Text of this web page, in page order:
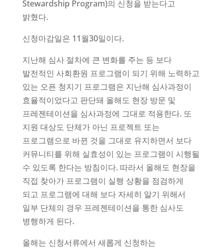
Stewardship Program)의 신청을 받는다고
밝혔다.
신청마감일은 11월30일이다.
지난해 심사 절차에 큰 변화를 주는 등 보다
발전적인 사회환원 프로그램이 되기 위해 노력하고
있는 오픈 청지기 프로그램은 지난해 심사과정이
효율적이었다고 판단돼 올해도 현장 방문 및
프레젠테이션을 심사과정에 그대로 적용한다. 또
지원 대상도 단체가 아닌 프로젝트 또는
프로그램으로 바뀐 것을 그대로 유지하면서 보다
커뮤니티를 위해 실효성이 있는 프로그램이 시행될
수 있도록 한다는 방침이다. 따라서 올해도 현장을
직접 찾아가 프로그램이 실행 상황을 점검하게
되고 프로그램에 대해 보다 자세히 알기 위해서
일부 단체의 경우 프레젠테이션을 통한 심사도
병행하게 된다.
올해는 신청서류에서 새롭게 신청하는